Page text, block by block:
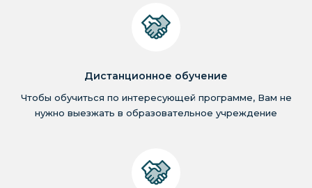
Дистанционное обучение
Чтобы обучиться по интересующей программе, Вам не
нужно выезжать в образовательное учреждение